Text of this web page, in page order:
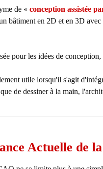
de « conception assistée
bâtiment en 2D et en 3D avec
pour les idées de
utile lorsqu'il s'agit
de dessiner à la main,
Actuelle de